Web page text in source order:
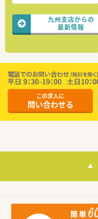
九州支店からの
最新情報
この求人に
問い合わせる